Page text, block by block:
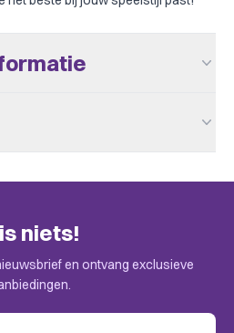
Engels
Card Game
in je mail.
niets!
en ontvang exclusieve